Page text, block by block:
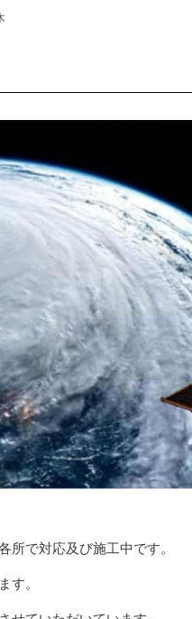
所で対応及び施工中です。
す。